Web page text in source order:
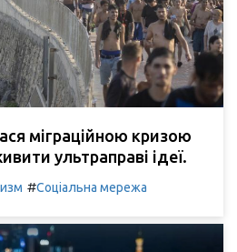
міграційною кризою
ультраправі ідеї.
#Соціальна мережа